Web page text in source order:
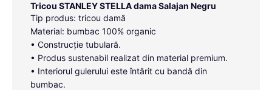
Tricou STANLEY STELLA dama Salajan Negru
Tip produs: tricou damă
Material: bumbac 100% organic
• Construcție tubulară.
• Produs sustenabil realizat din material premium.
• Interiorul gulerului este întărit cu bandă din
bumbac.